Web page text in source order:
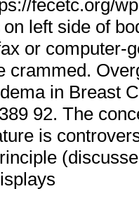
fecetc.org/
left side of
or computer-
crammed.
in Breast
92. The
is